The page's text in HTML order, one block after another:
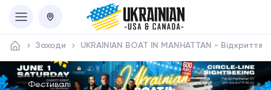
Заходи UKRAINIAN BOAT IN MANHATTAN - Відкриття
Фестивалі